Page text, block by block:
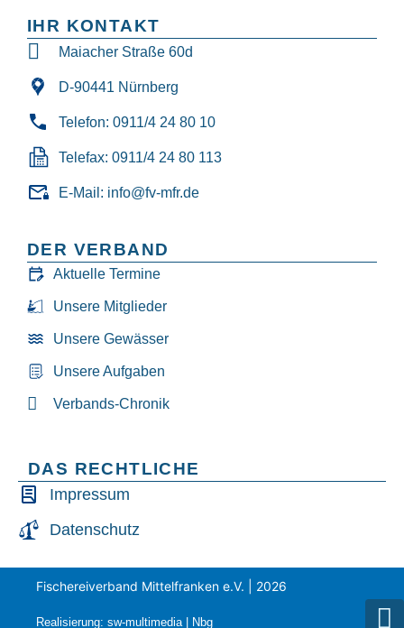
IHR KONTAKT
Maiacher Straße 60d
D-90441 Nürnberg
Telefon: 0911/4 24 80 10
Telefax: 0911/4 24 80 113
E-Mail: info@fv-mfr.de
DER VERBAND
Aktuelle Termine
Unsere Mitglieder
Unsere Gewässer
Unsere Aufgaben
Verbands-Chronik
DAS RECHTLICHE
Impressum
Datenschutz
Fischereiverband Mittelfranken e.V. | 2026
Realisierung: sw-multimedia | Nbg